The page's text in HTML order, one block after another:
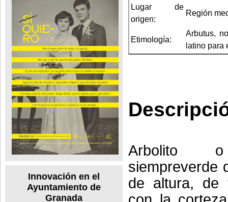
Innovación en el
Ayuntamiento de
Granada
Lugar de
origen:
Región
Etimología:
Arbutus,
latino para
Arbolito
siempreverde
de altura, de